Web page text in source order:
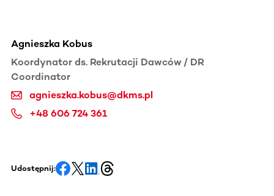
Agnieszka Kobus
Koordynator ds. Rekrutacji Dawców / DR
Coordinator
agnieszka.kobus@dkms.pl
+48 606 724 361
Udostępnij: